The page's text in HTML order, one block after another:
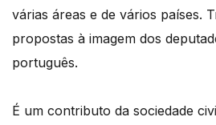
várias áreas e de vários países.
propostas à imagem dos
português.
É um contributo da sociedade